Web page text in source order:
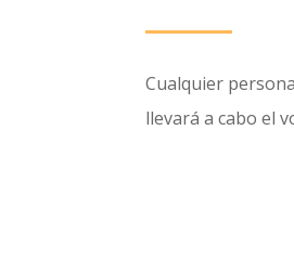
Cualquier
llevará a cabo el